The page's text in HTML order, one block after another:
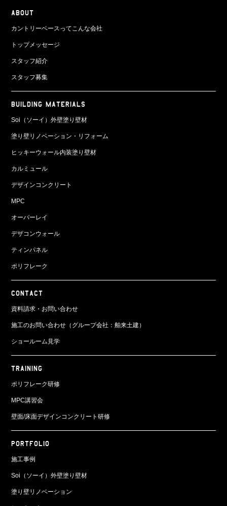
ABOUT
カントリーベースってこんな会社
トップメッセージ
スタッフ紹介
スタッフ募集
BUILDING MATERIALS
Soi（ソーイ）外壁塗り壁材
塗り壁リノベーション・リフォーム
ヒッキーウォール内装塗り壁材
カルミュール
デザインコンクリート
MPC
オーバーレイ
デザコンウォール
ティンパネル
ポリフレーク
CONTACT
資料請求・お問い合わせ
施工のお問い合わせ（グループ会社：舶来土建）
ショールーム見学
TRAINING
ポリフレーク研修
MPC講習会
壁面/床面デザインコンクリート研修
PORTFOLIO
施工事例
Soi（ソーイ）外壁塗り壁材
塗り壁リノベーション